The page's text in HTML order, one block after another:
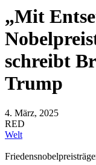
„Mit
schreibt
Trump
4. März, 2025
RED
Welt